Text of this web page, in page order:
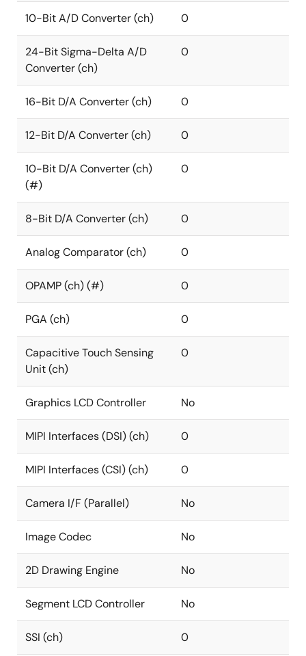
10-Bit A/D Converter (ch) 0
24-Bit Sigma-Delta A/D
Converter (ch)
0
16-Bit D/A Converter (ch) 0
12-Bit D/A Converter (ch) 0
10-Bit D/A Converter (ch)
(#)
0
8-Bit D/A Converter (ch) 0
Analog Comparator (ch) 0
OPAMP (ch) (#) 0
PGA (ch) 0
Capacitive Touch Sensing
Unit (ch)
0
Graphics LCD Controller No
MIPI Interfaces (DSI) (ch) 0
MIPI Interfaces (CSI) (ch) 0
Camera I/F (Parallel) No
Image Codec No
2D Drawing Engine No
Segment LCD Controller No
SSI (ch) 0